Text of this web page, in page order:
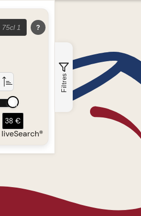
?
liveSearch®
38 €
Filtres